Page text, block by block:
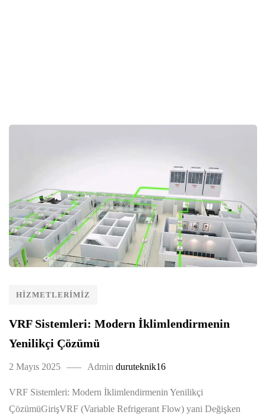
HIZMETLERIMIZ
VRF Sistemleri: Modern İklimlendirmenin
Yenilikçi Çözümü
2 Mayıs 2025 Admin duruteknik16
VRF Sistemleri: Modern İklimlendirmenin Yenilikçi
ÇözümüGirişVRF (Variable Refrigerant Flow) yani Değişken